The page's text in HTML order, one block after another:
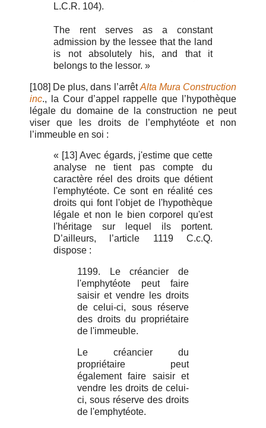
L.C.R. 104).
The rent serves as a constant
admission by the lessee that the land
is not absolutely his, and that it
belongs to the lessor. »
[108] De plus, dans l’arrêtAlta Mura Construction
inc., la Cour d’appel rappelle que l’hypothèque
légale du domaine de la construction ne peut
viser que les droits de l’emphytéote et non
l’immeuble en soi :
« [13] Avec égards, j'estime que cette
analyse ne tient pas compte du
caractère réel des droits que détient
l'emphytéote. Ce sont en réalité ces
droits qui font l'objet de l'hypothèque
légale et non le bien corporel qu'est
l'héritage sur lequel ils portent.
D’ailleurs, l’article 1119 C.c.Q.
dispose :
1199. Le créancier de
l'emphytéote peut faire
saisir et vendre les droits
de celui‑ci, sous réserve
des droits du propriétaire
de l'immeuble.
Le créancier du
propriétaire peut
également faire saisir et
vendre les droits de celui-
ci, sous réserve des droits
de l'emphytéote.